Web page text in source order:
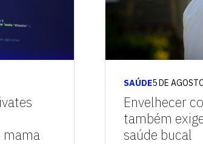
mama
SAÚDE5 DE
Envelhecer
também
saúde bucal